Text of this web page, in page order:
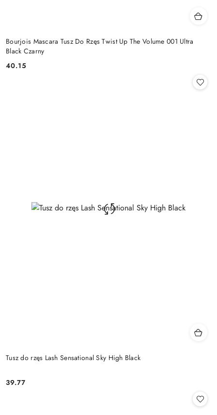
Bourjois Mascara Tusz Do Rzęs Twist Up The Volume 001 Ultra
Black Czarny
Cena:
40.15
Tusz do rzęs Lash Sensational Sky High Black
Cena:
39.77